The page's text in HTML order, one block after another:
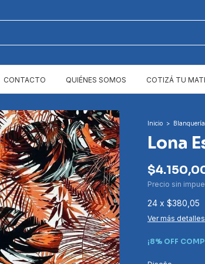
CONTACTO QUIÉNES SOMOS COTIZÁ TU
Inicio > Blanquería
Lona
Precio sin
24 x $380,05
Ver más detalles
¡8% OFF